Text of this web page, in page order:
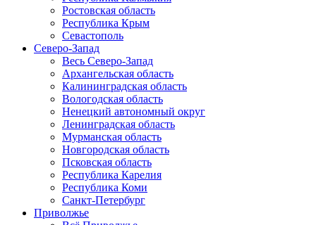
Ростовская область
Республика Крым
Севастополь
Северо-Запад
Весь Северо-Запад
Архангельская область
Калининградская область
Вологодская область
Ненецкий автономный округ
Ленинградская область
Мурманская область
Новгородская область
Псковская область
Республика Карелия
Республика Коми
Санкт-Петербург
Приволжье